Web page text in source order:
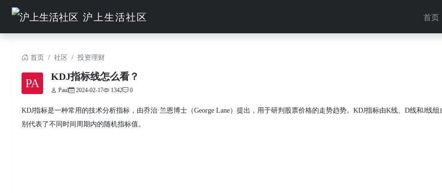
沪上生活社区 首页
首页 社区 投资理财
PA
KDJ指标线怎么看？
Paul 2024-02-17 1342 0
KDJ指标是一种常用的技术分析指标，由乔治·兰恩博士（George Lane）提出，用于研判股票价格的走势趋势。KDJ指标由K线、D线和J线组
别代表了不同时间周期内的随机指标值。